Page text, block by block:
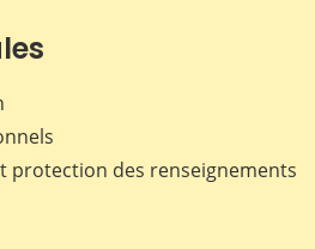
protection des renseignements